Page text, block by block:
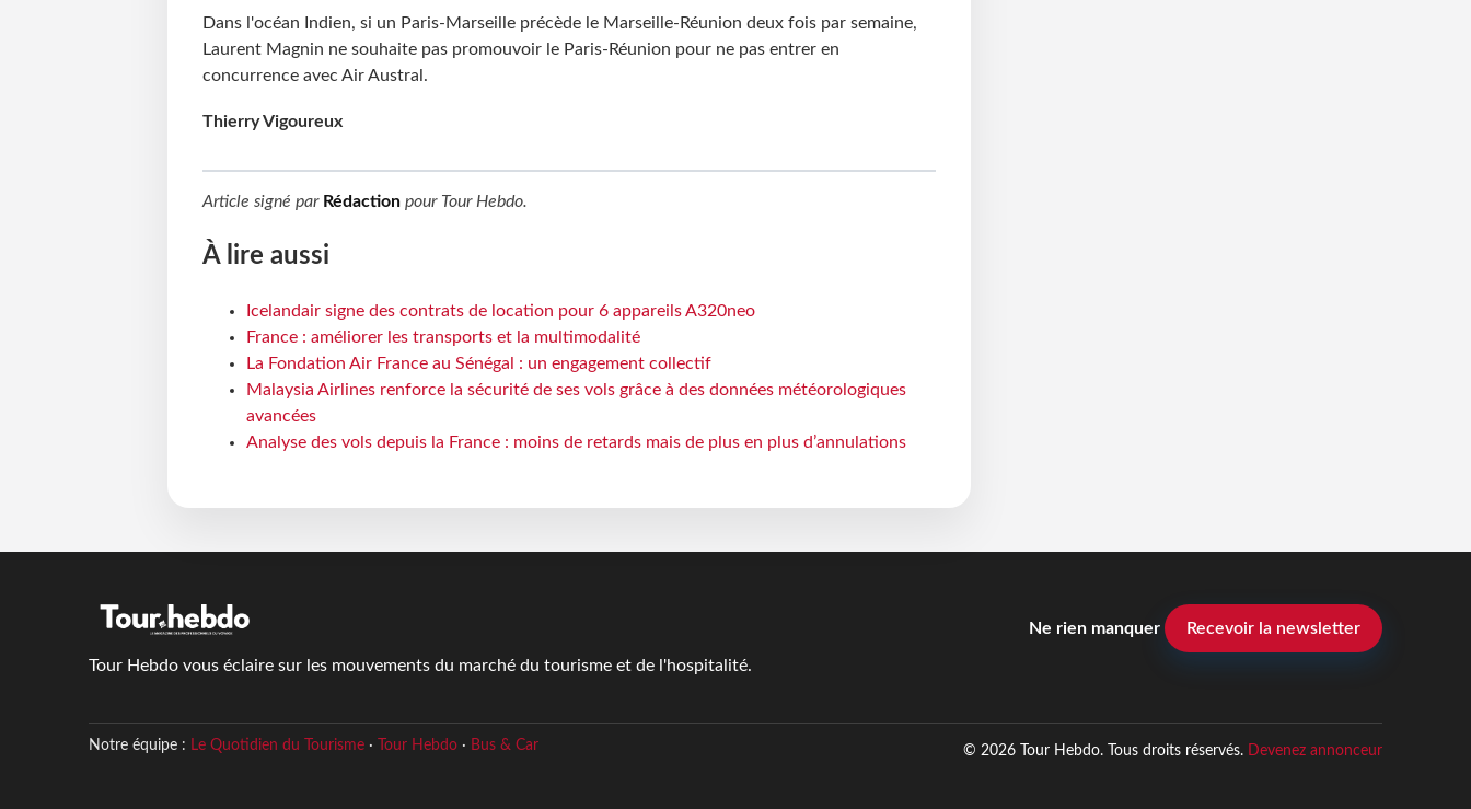
Dans l'océan Indien, si un Paris-Marseille précède le Marseille-Réunion deux fois par semaine,
Laurent Magnin ne souhaite pas promouvoir le Paris-Réunion pour ne pas entrer en
concurrence avec Air Austral.
Thierry Vigoureux
Article signé par Rédactionpour Tour Hebdo.
À lire aussi
Icelandair signe des contrats de location pour 6 appareils A320neo
France : améliorer les transports et la multimodalité
La Fondation Air France au Sénégal : un engagement collectif
Malaysia Airlines renforce la sécurité de ses vols grâce à des données météorologiques
avancées
Analyse des vols depuis la France : moins de retards mais de plus en plus d’annulations
Tour Hebdo vous éclaire sur les mouvements du marché du tourisme et de l'hospitalité.
Ne rien manquer Recevoir la newsletter
Notre équipe : Le Quotidien du Tourisme· Tour Hebdo· Bus & Car © 2026 Tour Hebdo. Tous droits réservés. Devenez annonceur